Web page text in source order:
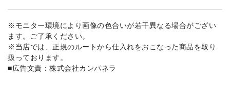
※モニター環境により画像の色合いが若干異なる場合がござい
ます。ご了承ください。
※当店では、正規のルートから仕入れをおこなった商品を取り
扱っております。
■広告文責：株式会社カンパネラ